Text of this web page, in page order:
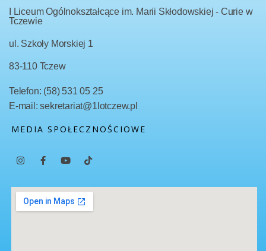
I Liceum Ogólnokształcące im. Marii Skłodowskiej - Curie w
Tczewie
ul. Szkoły Morskiej 1
83-110 Tczew
Telefon: (58) 531 05 25
E-mail: sekretariat@1lotczew.pl
MEDIA SPOŁECZNOŚCIOWE